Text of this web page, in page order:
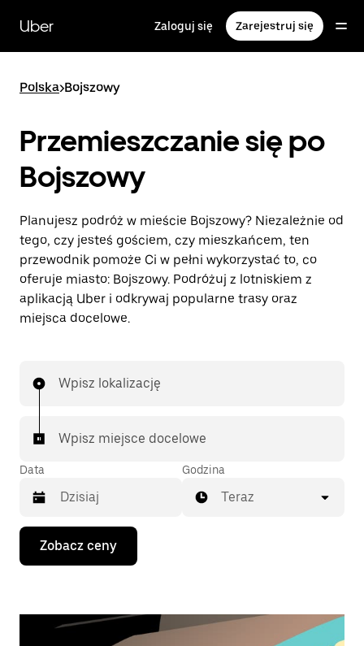
głównej
zawartości
Uber Zaloguj się Zarejestruj się
Polska>Bojszowy
Przemieszczanie się po
Bojszowy
Planujesz podróż w mieście Bojszowy? Niezależnie od
tego, czy jesteś gościem, czy mieszkańcem, ten
przewodnik pomoże Ci w pełni wykorzystać to, co
oferuje miasto: Bojszowy. Podróżuj z lotniskiem z
aplikacją Uber i odkrywaj popularne trasy oraz
miejsca docelowe.
Wpisz lokalizację
Wpisz miejsce docelowe
Data
Naciśnij
klawisz
strzałki
Godzina
Teraz
Zobacz ceny